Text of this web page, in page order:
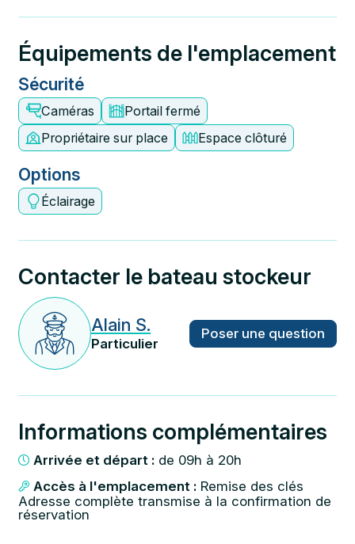
Équipements de l'emplacement
Sécurité
Caméras
Portail fermé
Propriétaire sur place
Espace clôturé
Options
Éclairage
Contacter le bateau stockeur
Alain S.
Particulier
Poser une question
Informations complémentaires
Arrivée et départ : de 09h à 20h
Accès à l'emplacement : Remise des clés
Adresse complète transmise à la confirmation de
réservation